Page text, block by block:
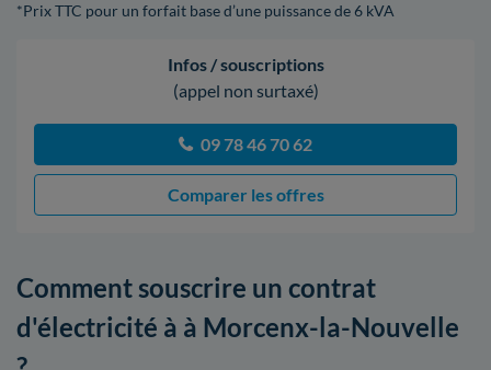
*Prix TTC pour un forfait base d’une puissance de 6 kVA
Infos / souscriptions
(appel non surtaxé)
09 78 46 70 62
Comparer les offres
Comment souscrire un contrat
d'électricité à à Morcenx-la-Nouvelle